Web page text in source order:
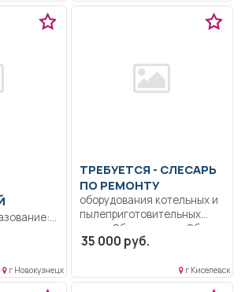
в...
г Новокузнецк
ТРЕБУЕТСЯ - СЛЕСАРЬ
ПО РЕМОНТУ
оборудования котельных и
пылеприготовительных
цехов Образование: Общее
образование.. Обеспечение
35 000 руб.
г Киселевск